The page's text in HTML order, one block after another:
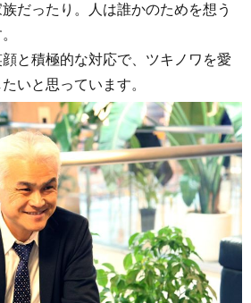
だったり。人は誰かのためを想う
と積極的な対応で、ツキノワを愛
いと思っています。